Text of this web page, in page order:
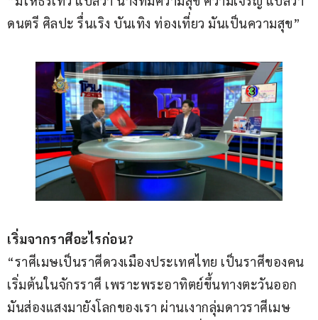
ดนตรี ศิลปะ รื่นเริง บันเทิง ท่องเที่ยว มันเป็นความสุข”
เริ่มจากราศีอะไรก่อน?
“ราศีเมษเป็นราศีดวงเมืองประเทศไทย เป็นราศีของคน
เริ่มต้นในจักรราศี เพราะพระอาทิตย์ขึ้นทางตะวันออก
มันส่องแสงมายังโลกของเรา ผ่านเงากลุ่มดาวราศีเมษ